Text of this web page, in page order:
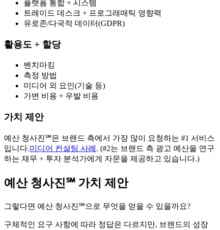
플랫폼 통합 + 시스템
트레이드 데스크 + 프로그래매틱 영향력
유로존/다국적 데이터(GDPR)
활용도 + 할당
벤치마킹
측정 방법
미디어 외 요인(기술 등)
가변 비용 + 우발 비용
가치 제안
예산 청사진℠은 브랜드 측에서 가장 많이 요청하는 #1 서비스
입니다.미디어 컨설팅 사례 . (#2는 브랜드 측 광고 예산을 연구
하는 재무 + 투자 분석가에게 자문을 제공하고 있습니다.)
예산 청사진℠ 가치 제안
그렇다면 예산 청사진℠으로 무엇을 얻을 수 있을까요?
구체적인 요구 사항에 따라 정답은 다르지만, 브랜드의 성장